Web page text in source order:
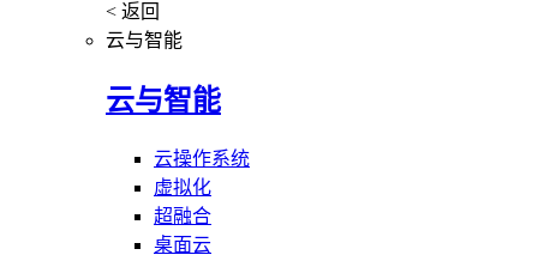
< 返回
云与智能
云与智能
云操作系统
虚拟化
超融合
桌面云